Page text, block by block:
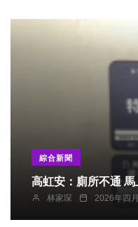
綜合新聞
林家琛 2026年四